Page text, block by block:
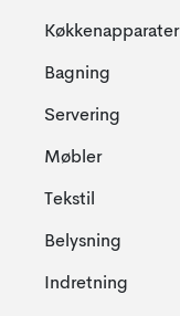
Køkkenapparater
Bagning
Servering
Møbler
Tekstil
Belysning
Indretning